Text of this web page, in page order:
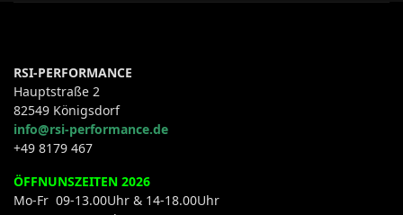
RSI-PERFORMANCE
Hauptstraße 2
82549 Königsdorf
info@rsi-performance.de
+49 8179 467
ÖFFNUNSZEITEN 2026
Mo-Fr 09-13.00Uhr & 14-18.00Uhr